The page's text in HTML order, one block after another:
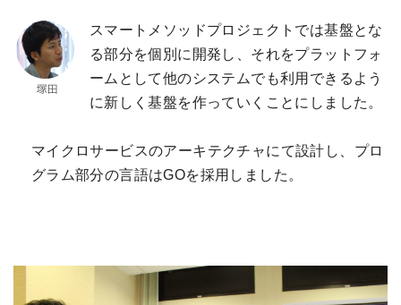
スマートメソッドプロジェクトでは基盤とな
る部分を個別に開発し、それをプラットフォ
ームとして他のシステムでも利用できるよう
に新しく基盤を作っていくことにしました。
マイクロサービスのアーキテクチャにて設計し、プロ
グラム部分の言語はGOを採用しました。